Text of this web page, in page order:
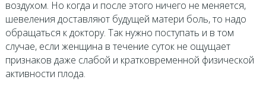
воздухом. Но когда и после этого ничего не меняется,
шевеления доставляют будущей матери боль, то надо
обращаться к доктору. Так нужно поступать и в том
случае, если женщина в течение суток не ощущает
признаков даже слабой и кратковременной физической
активности плода.